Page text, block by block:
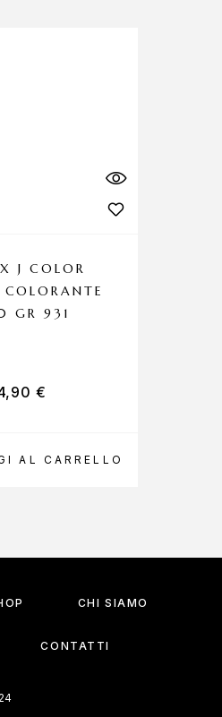
AL CARRELLO
J COLOR
GR 931
€
CHI SIAMO
CONTATTI